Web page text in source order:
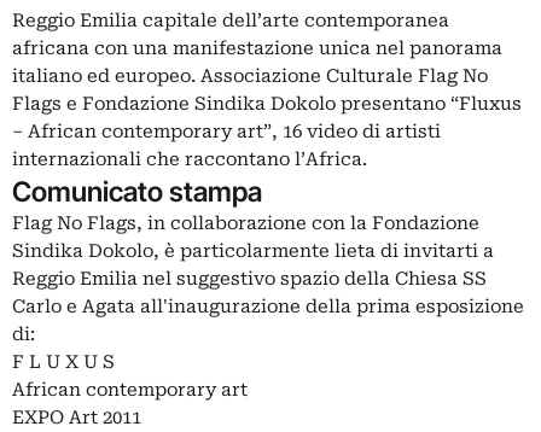
Reggio Emilia capitale dell’arte contemporanea
africana con una manifestazione unica nel panorama
italiano ed europeo. Associazione Culturale Flag No
Flags e Fondazione Sindika Dokolo presentano “Fluxus
– African contemporary art”, 16 video di artisti
internazionali che raccontano l’Africa.
Comunicato stampa
Flag No Flags, in collaborazione con la Fondazione
Sindika Dokolo, è particolarmente lieta di invitarti a
Reggio Emilia nel suggestivo spazio della Chiesa SS
Carlo e Agata all'inaugurazione della prima esposizione
di:
F L U X U S
African contemporary art
EXPO Art 2011